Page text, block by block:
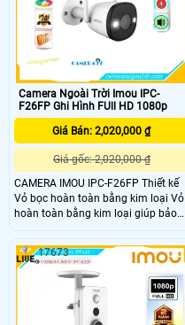
Camera Ngoài Trời Imou IPC-
F26FP Ghi Hình FUll HD 1080p
Giá Bán: 2,020,000 ₫
Giá gốc: 2,020,000 ₫
CAMERA IMOU IPC-F26FP Thiết kế
Vỏ bọc hoàn toàn bằng kim loại Vỏ
hoàn toàn bằng kim loại giúp bảo
vệ chắc chắn và tản nhiệt hiệu quả;
IMOU IPC-F26FP cho phép sử dụng
ở những nơi có nhiệt độ cao hơn.
CAMERA WIFI IPC-F26FP Tích hợp
Công nghệ AI giúp phát hiện chuyển
động của con người, gửi cảnh báo
đến điện thoại của chủ nhà khi phát
17673